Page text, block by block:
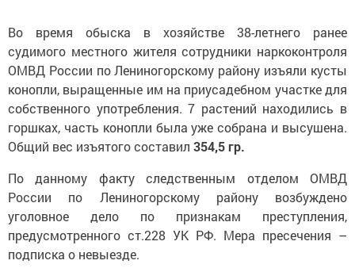
Во время обыска в хозяйстве 38-летнего ранее
судимого местного жителя сотрудники наркоконтроля
ОМВД России по Лениногорскому району изъяли кусты
конопли, выращенные им на приусадебном участке для
собственного употребления. 7 растений находились в
горшках, часть конопли была уже собрана и высушена.
Общий вес изъятого составил 354,5 гр.
По данному факту следственным отделом ОМВД
России по Лениногорскому району возбуждено
уголовное дело по признакам преступления,
предусмотренного ст.228 УК РФ. Мера пресечения –
подписка о невыезде.